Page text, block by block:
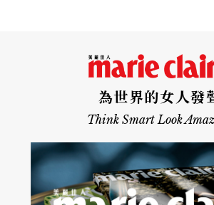
為世界的女人發
Think Smart Look